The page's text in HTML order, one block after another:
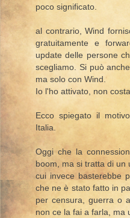
poco significato.
al contrario, Wind
gratuitamente e
update delle persone
scegliamo. Si può
ma solo con Wind.
Io l'ho attivato, non
Ecco spiegato il
Italia.
Oggi che la
boom, ma si tratta di un
cui invece basterebbe
che ne è stato fatto in
per censura, guerra o
non ce la fai a farla, ma